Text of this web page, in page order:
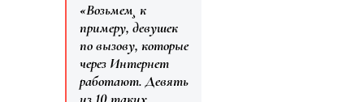
«Возьмем¸ к
примеру, девушек
по вызову, которые
через Интернет
работают. Девять